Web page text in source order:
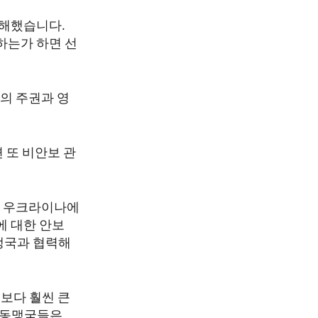
했습니다.
는가 하면 선
주권과 영
또 비안보 관
크라이나에
대한 안보
과 협력해
다 훨씬 큰